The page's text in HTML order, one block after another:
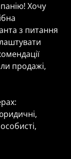
Хочу
з питання
продажі,